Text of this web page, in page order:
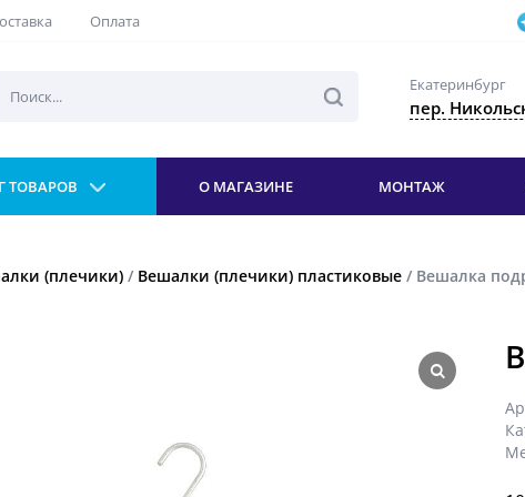
Оплата
Екатеринбург
пер.
ТОВАРОВ О МАГАЗИНЕ МОНТАЖ
(плечики) / Вешалки (плечики) пластиковые / Вешалка